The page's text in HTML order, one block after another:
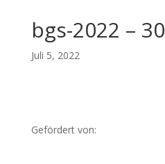
bgs-2022 – 30
Juli 5, 2022
Gefördert von: